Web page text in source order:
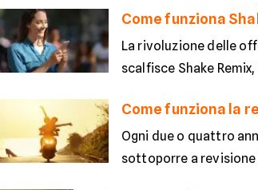
Come funziona
La rivoluzione delle
scalfisce Shake
Come funziona la
Ogni due o quattro
sottoporre a